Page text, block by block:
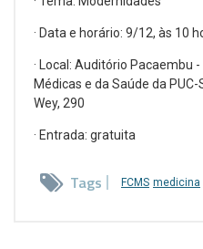
· Data e horário: 9/12, às 10
· Local: Auditório Pacaembu
Médicas e da Saúde da
Wey, 290
· Entrada: gratuita
Tags FCMS medicina